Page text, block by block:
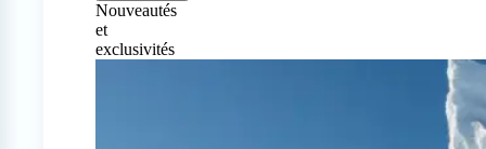
Nouveautés
et
exclusivités